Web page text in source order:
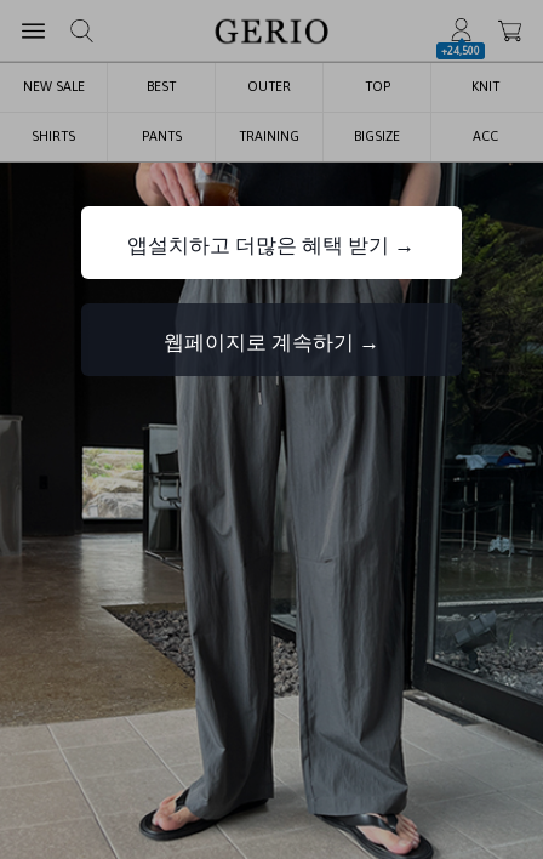
+24,500
NEW SALE BEST OUTER TOP KNIT
SHIRTS PANTS TRAINING BIGSIZE ACC
앱설치하고 더많은 혜택 받기 →
웹페이지로 계속하기 →